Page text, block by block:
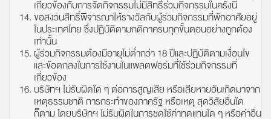
เกี่ยวข้องกับการจัดกิจกรรมไม่มีสิทธิ์ร่วมกิจกรรมในครั้งนี้
ขอสงวนสิทธิ์พิจารณาให้รางวัลกับผู้ร่วมกิจกรรมที่พักอาศัยอยู่
ในประเทศไทย ซึ่งปฏิบัติตามกติกาครบทุกขั้นตอนอย่างถูกต้อง
เท่านั้น
ผู้ร่วมกิจกรรมต้องมีอายุไม่ต่ำกว่า 18 ปีและปฏิบัติตามเงื่อนไข
และข้อตกลงในการใช้งานในแพลตฟอร์มที่ใช้ร่วมกิจกรรมที่
เกี่ยวข้อง
บริษัทฯ ไม่รับผิดใด ๆ ต่อการสูญเสีย หรือเสียหายอันเกิดมาจาก
เหตุธรรมชาติ การกระทำของภาครัฐ หรือเหตุ สุดวิสัยอื่นใด
ก็ตาม โดยบริษัทฯ ไม่รับผิดในการชดใช้ค่าทดแทนใด ๆ หรือค่าอื่น